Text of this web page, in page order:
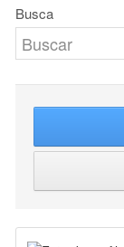
Busca